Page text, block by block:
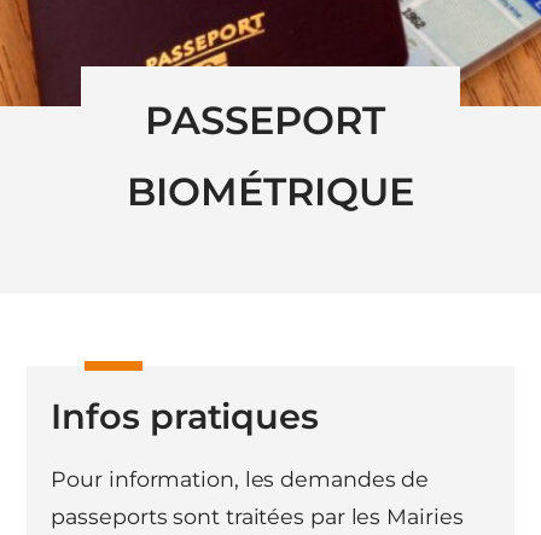
PASSEPORT
BIOMÉTRIQUE
Infos pratiques
Pour information, les demandes de
passeports sont traitées par les Mairies